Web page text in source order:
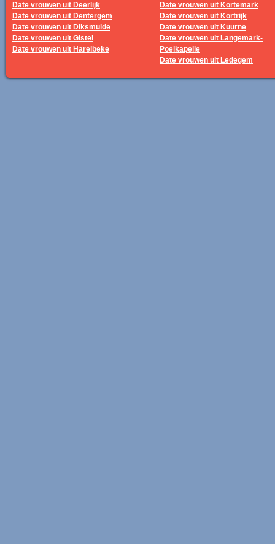
Date vrouwen uit Deerlijk
Date vrouwen uit Dentergem
Date vrouwen uit Diksmuide
Date vrouwen uit Gistel
Date vrouwen uit Harelbeke
Date vrouwen uit Kortemark
Date vrouwen uit Kortrijk
Date vrouwen uit Kuurne
Date vrouwen uit Langemark-
Poelkapelle
Date vrouwen uit Ledegem